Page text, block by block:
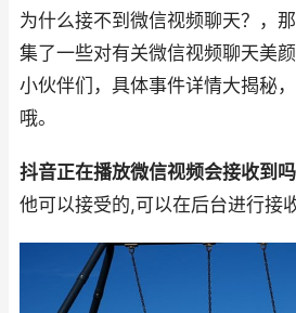
为什么接不到微信视频聊天？，
集了一些对有关微信视频聊天美
小伙伴们，具体事件详情大揭秘
哦。
抖音正在播放微信视频会接收到
他可以接受的,可以在后台进行接